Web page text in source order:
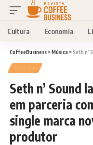
Cultura Economia
CoffeeBusiness >Música >Seth n’ Sound
MÚSICA
Seth n’ Sound
em parceria
single marca
produtor